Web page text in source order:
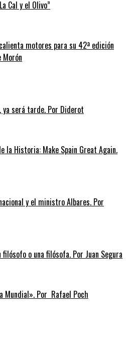
Cal y el Olivo”
motores para su 42ª edición
Morón
ya será tarde. Por Diderot
la Historia: Make Spain Great Again.
y el ministro Albares. Por
filósofo o una filósofa. Por Juan Segura
Mundial». Por Rafael Poch